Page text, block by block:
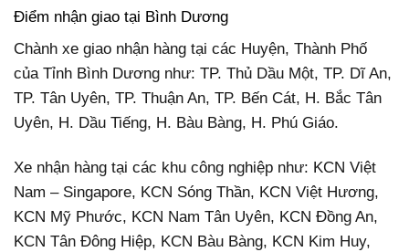
Điểm nhận giao tại Bình Dương
Chành xe giao nhận hàng tại các Huyện, Thành Phố
của Tỉnh Bình Dương như: TP. Thủ Dầu Một, TP. Dĩ An,
TP. Tân Uyên, TP. Thuận An, TP. Bến Cát, H. Bắc Tân
Uyên, H. Dầu Tiếng, H. Bàu Bàng, H. Phú Giáo.
Xe nhận hàng tại các khu công nghiệp như: KCN Việt
Nam – Singapore, KCN Sóng Thần, KCN Việt Hương,
KCN Mỹ Phước, KCN Nam Tân Uyên, KCN Đồng An,
KCN Tân Đông Hiệp, KCN Bàu Bàng, KCN Kim Huy,